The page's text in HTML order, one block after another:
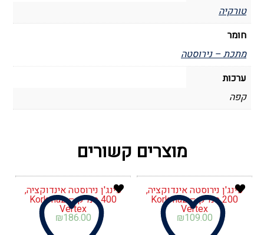
טורקיה
חומר
מתכת – נירוסטה
ערכות
קפה
מוצרים קשורים
פינג'ן נירוסטה אינדוקציה,
200 סמ"ק – Korkmaz
Vertex
₪109.00
פינג'ן נירוסטה אינדוקציה,
400 סמ"ק – Korkmaz
Vertex
₪186.00